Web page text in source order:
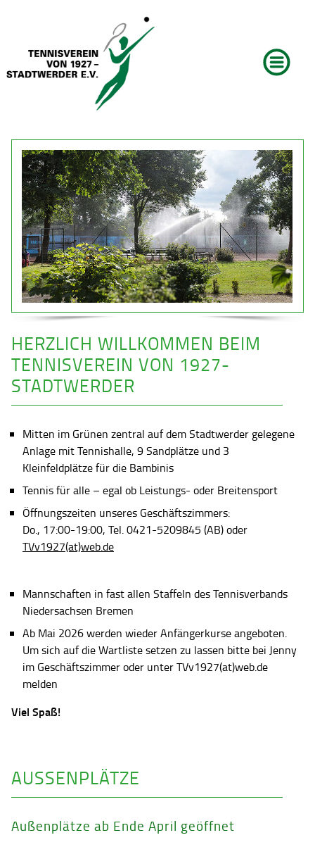
HERZLICH WILLKOMMEN BEIM
TENNISVEREIN VON 1927-
STADTWERDER
Mitten im Grünen zentral auf dem Stadtwerder gelegene
Anlage mit Tennishalle, 9 Sandplätze und 3
Kleinfeldplätze für die Bambinis
Tennis für alle – egal ob Leistungs- oder Breitensport
Öffnungszeiten unseres Geschäftszimmers:
Do., 17:00-19:00, Tel. 0421-5209845 (AB) oder
TVv1927(at)web.de
Mannschaften in fast allen Staffeln des Tennisverbands
Niedersachsen Bremen
Ab Mai 2026 werden wieder Anfängerkurse angeboten.
Um sich auf die Wartliste setzen zu lassen bitte bei Jenny
im Geschäftszimmer oder unter TVv1927(at)web.de
melden
Viel Spaß!
AUSSENPLÄTZE
Außenplätze ab Ende April geöffnet